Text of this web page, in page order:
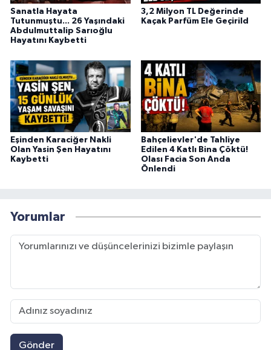
Sanatla Hayata
Tutunmuştu... 26 Yaşındaki
Abdulmuttalip Sarıoğlu
Hayatını Kaybetti
3,2 Milyon TL Değerinde
Kaçak Parfüm Ele Geçirild
Eşinden Karaciğer Nakli
Olan Yasin Şen Hayatını
Kaybetti
Bahçelievler'de Tahliye
Edilen 4 Katlı Bina Çöktü!
Olası Facia Son Anda
Önlendi
Yorumlar
Gönder